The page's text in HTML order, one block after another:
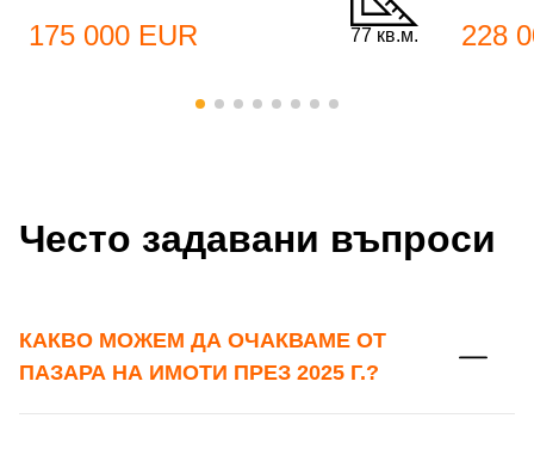
Имейл Адрес
Парола
175 000 EUR 77 кв.м. 228
Често задавани въпроси
КАКВО МОЖЕМ ДА ОЧАКВАМЕ ОТ
ПАЗАРА НА ИМОТИ ПРЕЗ 2025 Г.?